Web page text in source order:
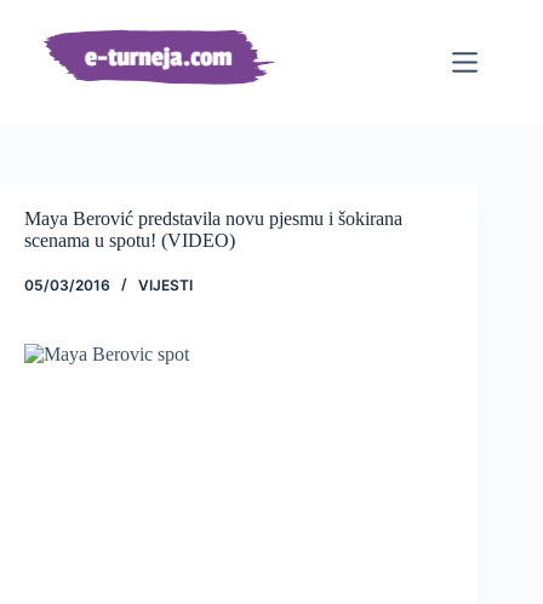
sadržaj
Maya Berović predstavila novu pjesmu i šokirana
scenama u spotu! (VIDEO)
05/03/2016 VIJESTI